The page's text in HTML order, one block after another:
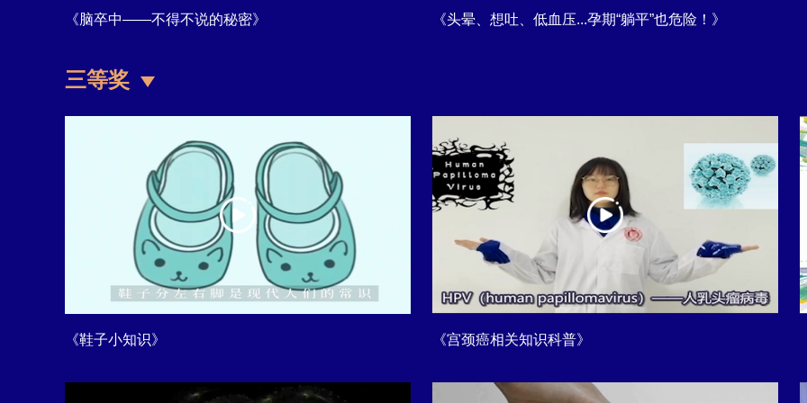
《脑卒中——不得不说的秘密》 《头晕、想吐、低血压...孕期“躺平”也危险！》
三等奖
《鞋子小知识》 《宫颈癌相关知识科普》